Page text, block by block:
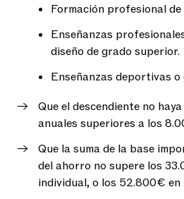
Formación profesional
Enseñanzas
diseño de grado superior.
Enseñanzas deportivas
Que el descendiente no
anuales superiores a los
Que la suma de la base
del ahorro no supere los
individual, o los 52.800€